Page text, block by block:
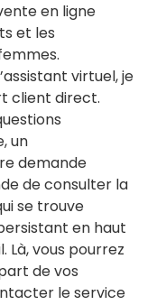
en ligne
et les
virtuel, je
client direct.
un
demande
de consulter la
se trouve
en haut
Là, vous pourrez
de vos
le service